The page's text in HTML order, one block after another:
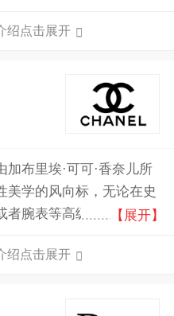
展现，更是现代美学的极
绍点击展开
布里埃·可可·香奈儿所
美学的风向标，无论在史
者腕表等高级珠宝上，香
元。
【展开】
绍点击展开